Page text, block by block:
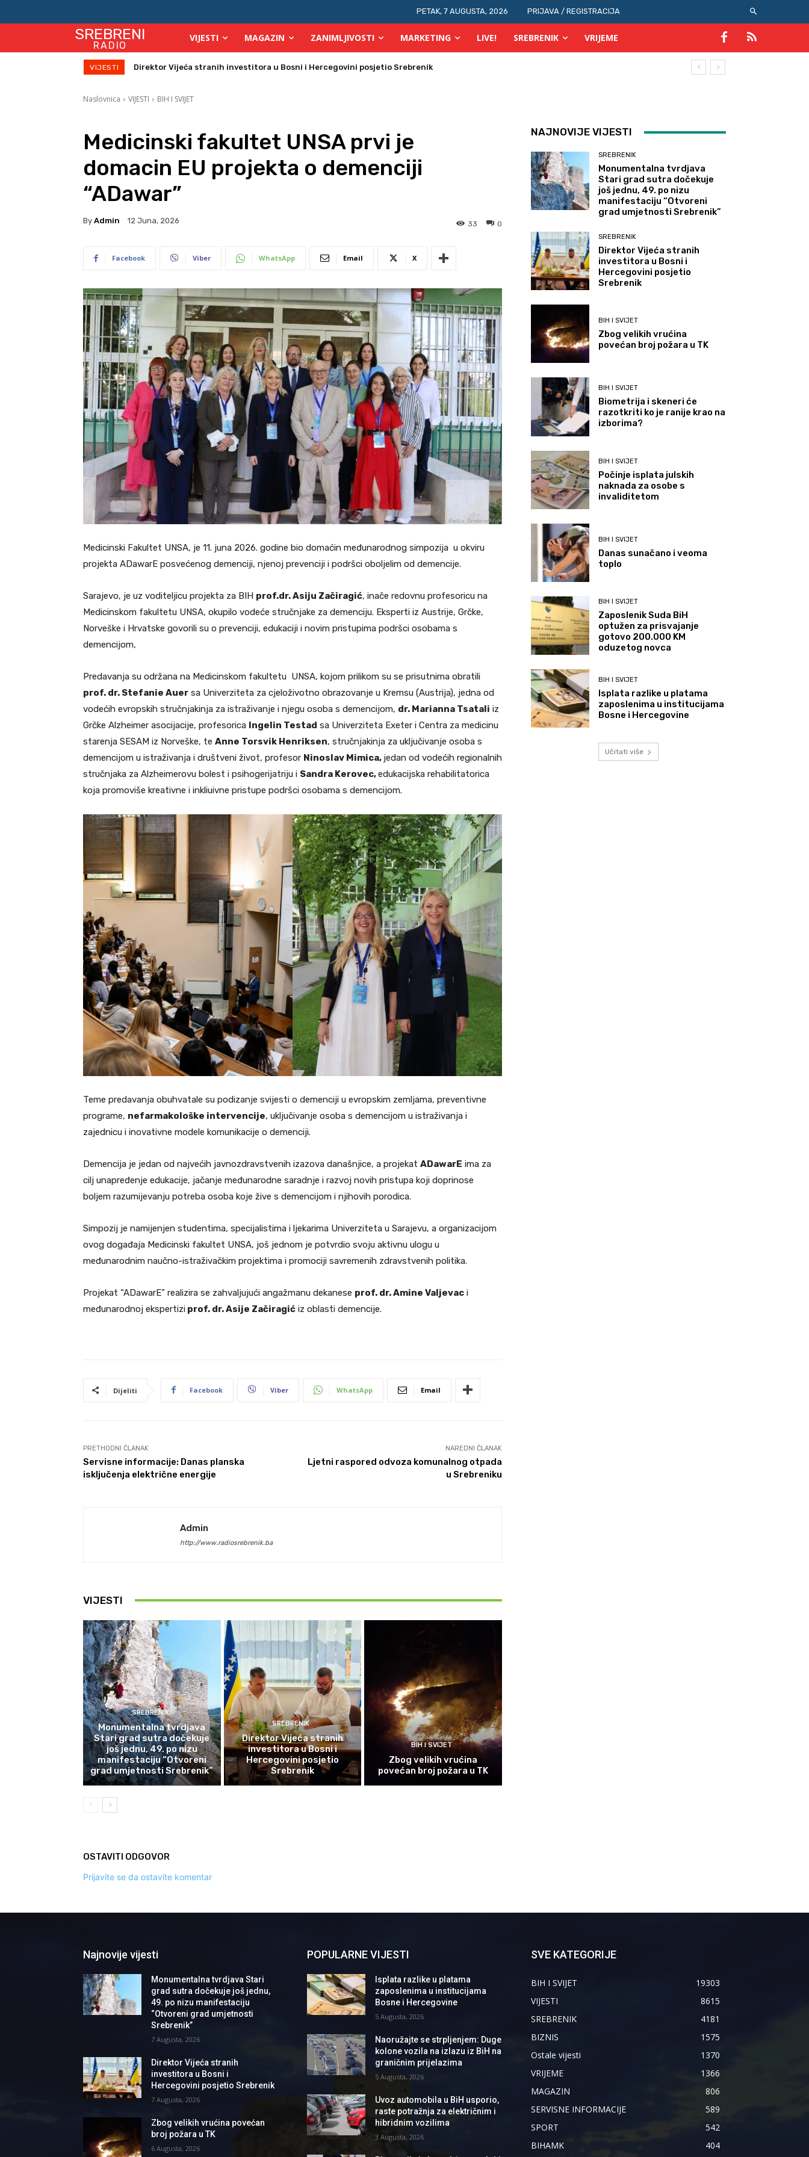
PETAK, 7 AUGUSTA, 2026 PRIJAVA / REGISTRACIJA
SREBRENI
RADIO
VIJESTI MAGAZIN ZANIMLJIVOSTI MARKETING LIVE! SREBRENIK VRIJEME
VIJESTI Zbog velikih vrućina povećan broj požara u TK
Naslovnica VIJESTI BIH I SVIJET
Medicinski fakultet UNSA prvi je
domacin EU projekta o demenciji
“ADawar”
By Admin 12 Juna, 2026 0
33
Facebook Viber WhatsApp Email X
Medicinski Fakultet UNSA, je 11. juna 2026. godine bio domaćin međunarodnog simpozija u okviru
projekta ADawarE posvećenog demenciji, njenoj prevenciji i podršci oboljelim od demencije.
Sarajevo, je uz voditeljicu projekta za BIH prof.dr. Asiju Začiragić, inače redovnu profesoricu na
Medicinskom fakultetu UNSA, okupilo vodeće stručnjake za demenciju. Eksperti iz Austrije, Grčke,
Norveške i Hrvatske govorili su o prevenciji, edukaciji i novim pristupima podršci osobama s
demencijom,
Predavanja su održana na Medicinskom fakultetu UNSA, kojom prilikom su se prisutnima obratili
prof. dr. Stefanie Auer sa Univerziteta za cjeloživotno obrazovanje u Kremsu (Austrija), jedna od
vodećih evropskih stručnjakinja za istraživanje i njegu osoba s demencijom, dr. Marianna Tsatali iz
Grčke Alzheimer asocijacije, profesorica Ingelin Testad sa Univerziteta Exeter i Centra za medicinu
starenja SESAM iz Norveške, te Anne Torsvik Henriksen, stručnjakinja za uključivanje osoba s
demencijom u istraživanja i društveni život, profesor Ninoslav Mimica, jedan od vodećih regionalnih
stručnjaka za Alzheimerovu bolest i psihogerijatriju i Sandra Kerovec,edukacijska rehabilitatorica
koja promoviše kreativne i inkliuivne pristupe podršci osobama s demencijom.
Teme predavanja obuhvatale su podizanje svijesti o demenciji u evropskim zemljama, preventivne
programe, nefarmakološke intervencije, uključivanje osoba s demencijom u istraživanja i
zajednicu i inovativne modele komunikacije o demenciji.
Demencija je jedan od najvećih javnozdravstvenih izazova današnjice, a projekat ADawarE ima za
cilj unapređenje edukacije, jačanje međunarodne saradnje i razvoj novih pristupa koji doprinose
boljem razumijevanju potreba osoba koje žive s demencijom i njihovih porodica.
Simpozij je namijenjen studentima, specijalistima i ljekarima Univerziteta u Sarajevu, a organizacijom
ovog događaja Medicinski fakultet UNSA, još jednom je potvrdio svoju aktivnu ulogu u
međunarodnim naučno-istraživačkim projektima i promociji savremenih zdravstvenih politika.
Projekat “ADawarE” realizira se zahvaljujući angažmanu dekanese prof. dr. Amine Valjevac i
međunarodnoj ekspertizi prof. dr. Asije Začiragić iz oblasti demencije.
Dijeliti Facebook Viber WhatsApp Email
PRETHODNI ČLANAK
Servisne informacije: Danas planska
isključenja električne energije
NAREDNI ČLANAK
Ljetni raspored odvoza komunalnog otpada
u Srebreniku
Admin
http://www.radiosrebrenik.ba
VIJESTI
SREBRENIK
Monumentalna tvrdjava
Stari grad sutra dočekuje
još jednu, 49. po nizu
manifestaciju “Otvoreni
grad umjetnosti Srebrenik”
SREBRENIK
Direktor Vijeća stranih
investitora u Bosni i
Hercegovini posjetio
Srebrenik
BIH I SVIJET
Zbog velikih vrućina
povećan broj požara u TK
OSTAVITI ODGOVOR
Prijavite se da ostavite komentar
NAJNOVIJE VIJESTI
SREBRENIK
Monumentalna tvrdjava
Stari grad sutra dočekuje
još jednu, 49. po nizu
manifestaciju “Otvoreni
grad umjetnosti Srebrenik”
SREBRENIK
Direktor Vijeća stranih
investitora u Bosni i
Hercegovini posjetio
Srebrenik
BIH I SVIJET
Zbog velikih vrućina
povećan broj požara u TK
BIH I SVIJET
Biometrija i skeneri će
razotkriti ko je ranije krao na
izborima?
BIH I SVIJET
Počinje isplata julskih
naknada za osobe s
invaliditetom
BIH I SVIJET
Danas sunačano i veoma
toplo
BIH I SVIJET
Zaposlenik Suda BiH
optužen za prisvajanje
gotovo 200.000 KM
oduzetog novca
BIH I SVIJET
Isplata razlike u platama
zaposlenima u institucijama
Bosne i Hercegovine
Učitati više
Najnovije vijesti
Monumentalna tvrdjava Stari
grad sutra dočekuje još jednu,
49. po nizu manifestaciju
“Otvoreni grad umjetnosti
Srebrenik”
7 Augusta, 2026
Direktor Vijeća stranih
investitora u Bosni i
Hercegovini posjetio Srebrenik
7 Augusta, 2026
Zbog velikih vrućina povećan
broj požara u TK
6 Augusta, 2026
POPULARNE VIJESTI
Isplata razlike u platama
zaposlenima u institucijama
Bosne i Hercegovine
5 Augusta, 2026
Naoružajte se strpljenjem: Duge
kolone vozila na izlazu iz BiH na
graničnim prijelazima
5 Augusta, 2026
Uvoz automobila u BiH usporio,
raste potražnja za električnim i
hibridnim vozilima
3 Augusta, 2026
SVE KATEGORIJE
BIH I SVIJET
19303
VIJESTI
8615
SREBRENIK
4181
BIZNIS
1575
Ostale vijesti
1370
VRIJEME
1366
MAGAZIN
806
SERVISNE INFORMACIJE
589
SPORT
542
BIHAMK
404